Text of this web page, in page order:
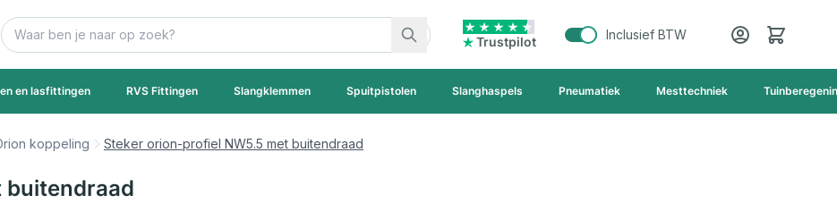
Zoek
Trustpilot
Inclusief BTW Cart
en lasfittingen RVS Fittingen Slangklemmen Spuitpistolen Slanghaspels Pneumatiek Mesttechniek
koppeling Steker orion-profiel NW5.5 met buitendraad
buitendraad